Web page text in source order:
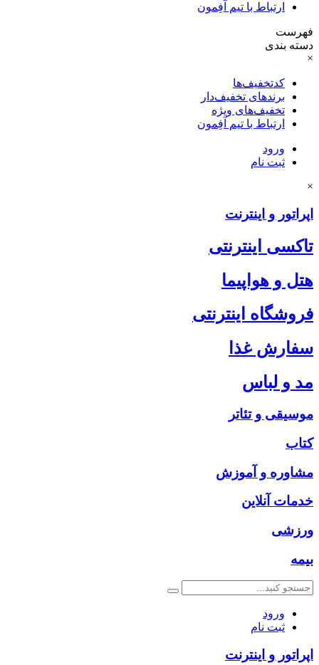
ارتباط با تیم آفِمون
فهرست
دسته بندی
×
کدتخفیف‌ها
برندهای تخفیف‌دار
تخفیف‌های ویژه
ارتباط با تیم آفِمون
ورود
ثبت نام
×
اپراتور و اینترنت
تاکسی اینترنتی
هتل و هواپیما
فروشگاه اینترنتی
سفارش غذا
مد و لباس
موسیقی و تئاتر
کتاب
مشاوره و آموزش
خدمات آنلاین
ورزشی
بیمه
ورود
ثبت نام
اپراتور و اینترنت